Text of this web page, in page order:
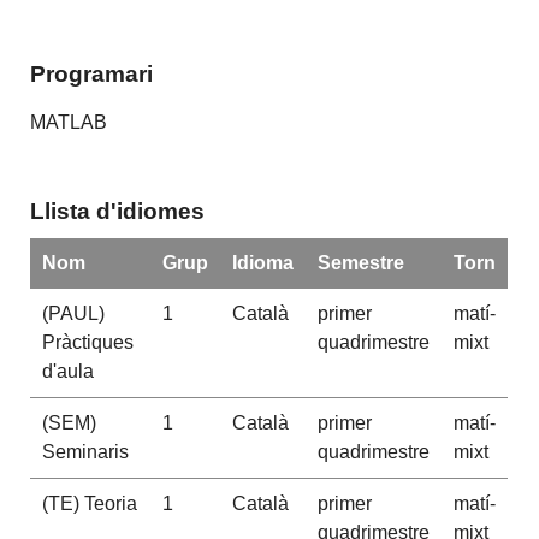
Programari
MATLAB
Llista d'idiomes
Nom Grup Idioma Semestre Torn
(PAUL)
Pràctiques
d'aula
1 Català
primer
quadrimestre
matí-
mixt
(SEM)
Seminaris
1 Català
primer
quadrimestre
matí-
mixt
(TE) Teoria 1 Català
primer
quadrimestre
matí-
mixt